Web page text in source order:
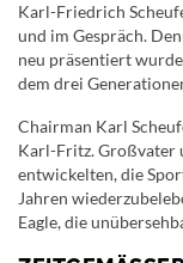
Karl-Friedrich
und im Gespräch.
neu präsentiert
dem drei
Chairman Karl
Karl-Fritz. Großvater
entwickelten, die
Jahren
Eagle, die